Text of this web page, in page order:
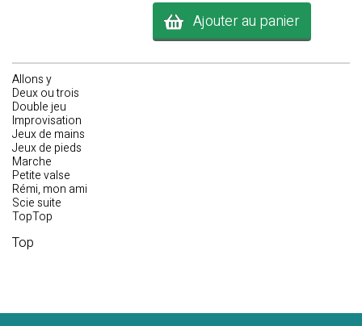
Ajouter au panier
Allons y
Deux ou trois
Double jeu
Improvisation
Jeux de mains
Jeux de pieds
Marche
Petite valse
Rémi, mon ami
Scie suite
TopTop
Top